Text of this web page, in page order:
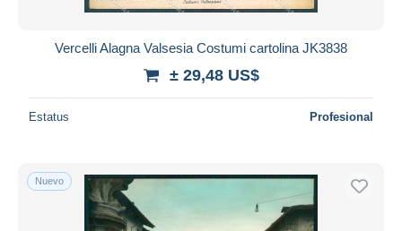
Vercelli Alagna Valsesia Costumi cartolina JK3838
± 29,48 US$
Estatus Profesional
Nuevo